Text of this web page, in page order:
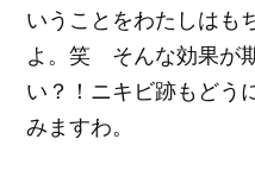
いうことをわたしはも
よ。笑 そんな効果が
い？！ニキビ跡もどう
みますわ。